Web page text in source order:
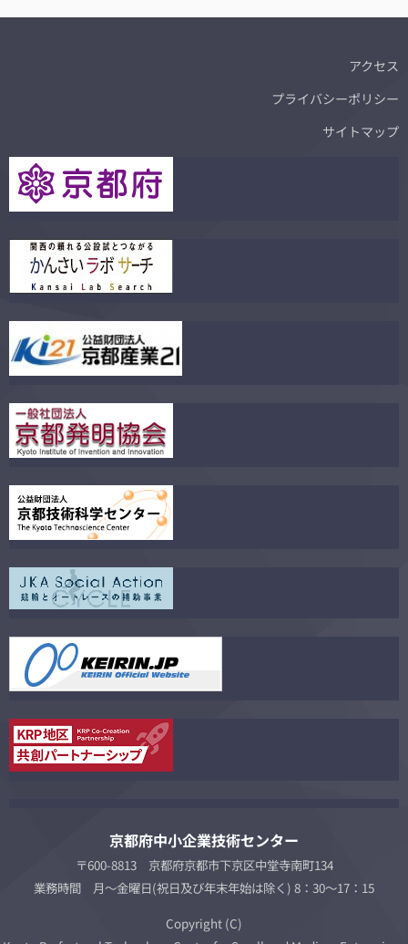
アクセス
プライバシーポリシー
サイトマップ
京都府中小企業技術センター
〒600-8813 京都府京都市下京区中堂寺南町134
業務時間 月～金曜日(祝日及び年末年始は除く) 8：30～17：15
Copyright (C)